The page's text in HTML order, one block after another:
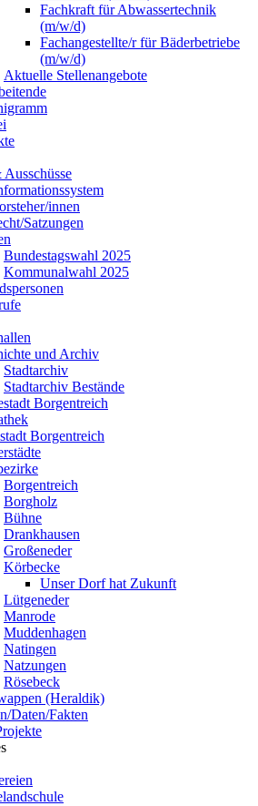
Fachkraft für Abwassertechnik
(m/w/d)
Fachangestellte/r für Bäderbetriebe
(m/w/d)
Aktuelle Stellenangebote
innen
Satzungen
Bundestagswahl 2025
Kommunalwahl 2025
und Archiv
Stadtarchiv
Stadtarchiv Bestände
Borgentreich
Borgentreich
Borgentreich
Borgholz
Bühne
Drankhausen
Großeneder
Körbecke
Unser Dorf hat Zukunft
Lütgeneder
Manrode
Muddenhagen
Natingen
Natzungen
Rösebeck
(Heraldik)
Daten/Fakten